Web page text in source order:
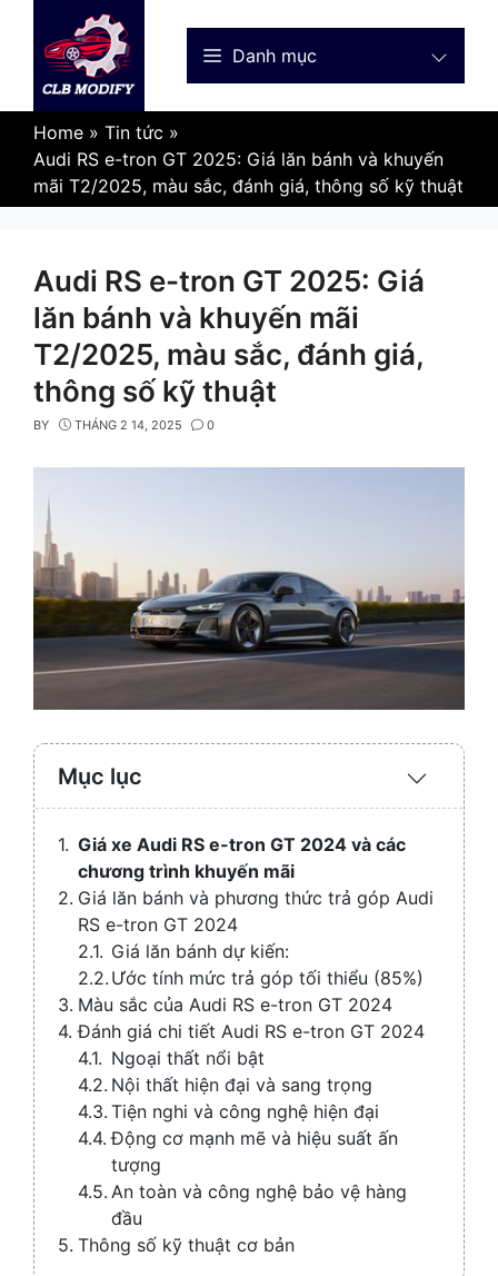
content
Danh mục
Home » Tin tức »
Audi RS e-tron GT 2025: Giá lăn bánh và khuyến
mãi T2/2025, màu sắc, đánh giá, thông số kỹ thuật
Audi RS e-tron GT 2025: Giá
lăn bánh và khuyến mãi
T2/2025, màu sắc, đánh giá,
thông số kỹ thuật
BY THÁNG 2 14, 2025 0
Mục lục
Expand
/
Giá xe Audi RS e-tron GT 2024 và các
chương trình khuyến mãi
Giá lăn bánh và phương thức trả góp Audi
RS e-tron GT 2024
Giá lăn bánh dự kiến:
Ước tính mức trả góp tối thiểu (85%)
Màu sắc của Audi RS e-tron GT 2024
Đánh giá chi tiết Audi RS e-tron GT 2024
Ngoại thất nổi bật
Nội thất hiện đại và sang trọng
Tiện nghi và công nghệ hiện đại
Động cơ mạnh mẽ và hiệu suất ấn
tượng
An toàn và công nghệ bảo vệ hàng
đầu
Thông số kỹ thuật cơ bản